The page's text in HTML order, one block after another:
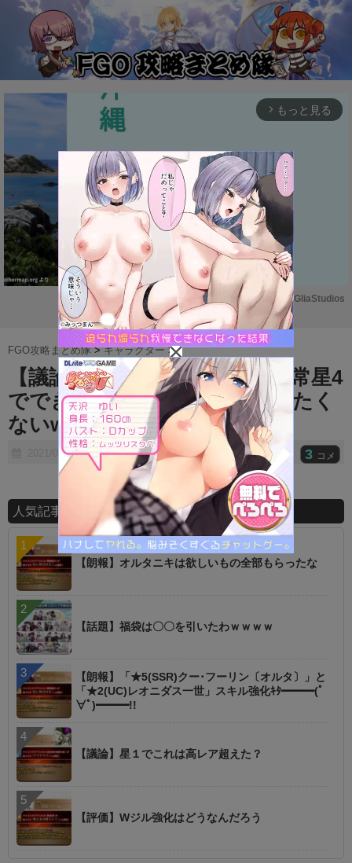
arrow_forward_ios もっと見る
M
u
t
e
Powered by GliaStudios
FGO攻略まとめ隊 >キャラクター >
【議論】変則6積み3Tなんて恒常星4
でできることを限定星5でやりたく
ないwww
2021/02/17 3 コメ
人気記事ランキング
【朗報】オルタニキは欲しいもの全部もらったな
【話題】福袋は〇〇を引いたわｗｗｗｗ
【朗報】「★5(SSR)クー･フーリン〔オルタ〕」と
「★2(UC)レオニダス一世」スキル強化ｷﾀ━━━(ﾟ
∀ﾟ)━━━!!
【議論】星１でこれは高レア超えた？
【評価】Wジル強化はどうなんだろう